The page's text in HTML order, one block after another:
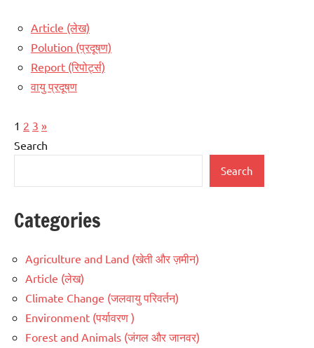
Article (लेख)
Polution (प्रदूषण)
Report (रिपोर्ट्स)
वायु प्रदूषण
Posts
pagination
1 2 3 Next
Posts
»
Search
Search
Categories
Agriculture and Land (खेती और ज़मीन)
Article (लेख)
Climate Change (जलवायु परिवर्तन)
Environment (पर्यावरण )
Forest and Animals (जंगल और जानवर)